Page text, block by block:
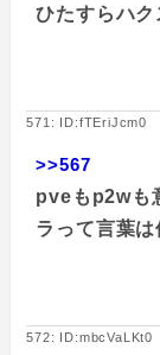
ひたすらハク
571: ID:fTEriJcm0
>>567
pveもp2wも
ラって言葉
572: ID:mbcVaLKt0